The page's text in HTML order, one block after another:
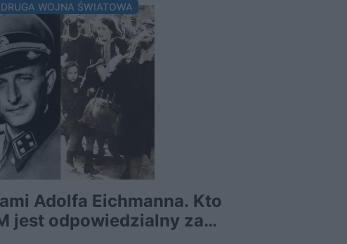
DRUGA WOJNA ŚWIATOWA
Adolfa Eichmanna. Kto
jest odpowiedzialny za